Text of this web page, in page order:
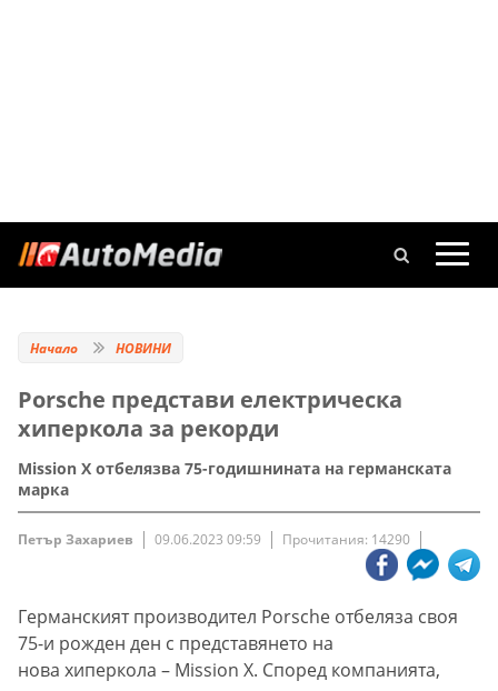
Начало НОВИНИ
Porsche представи електрическа
хиперкола за рекорди
Mission X отбелязва 75-годишнината на германската
марка
Петър Захариев 09.06.2023 09:59 Прочитания: 14290
Германският производител Porsche отбеляза своя
75-и рожден ден с представянето на
нова хиперкола – Mission X. Според компанията,